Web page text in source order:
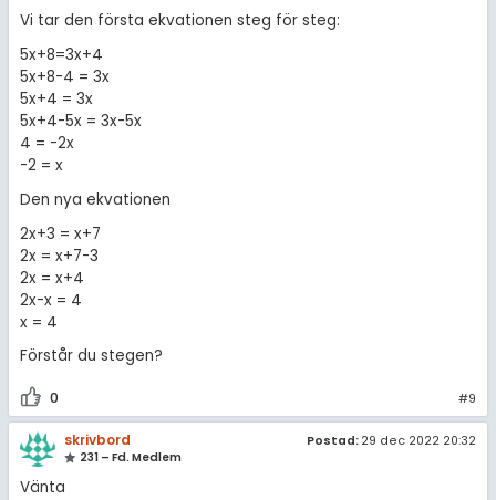
Vi tar den första ekvationen steg för steg:
5x+8=3x+4
5x+8-4 = 3x
5x+4 = 3x
5x+4-5x = 3x-5x
4 = -2x
-2 = x
Den nya ekvationen
2x+3 = x+7
2x = x+7-3
2x = x+4
2x-x = 4
x = 4
Förstår du stegen?
0 #9
skrivbord
231 – Fd. Medlem
Postad: 29 dec 2022 20:32
Vänta